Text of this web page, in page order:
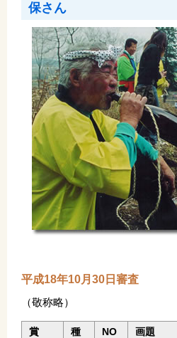
アクセス
保さん
平成18年10月30日審査
（敬称略）
賞
種
NO 画題